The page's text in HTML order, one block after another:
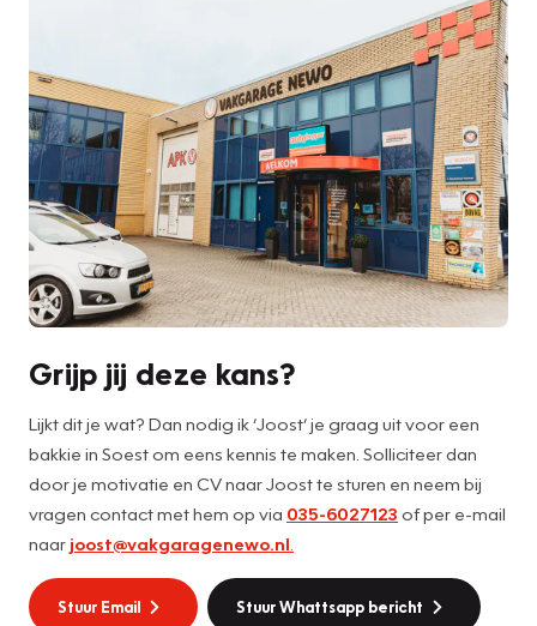
Grijp jij deze kans?
Lijkt dit je wat? Dan nodig ik ‘Joost’ je graag uit voor een
bakkie in Soest om eens kennis te maken. Solliciteer dan
door je motivatie en CV naar Joost te sturen en neem bij
vragen contact met hem op via 035-6027123 of per e-mail
naar joost@vakgaragenewo.nl
Stuur Email Stuur Whattsapp bericht